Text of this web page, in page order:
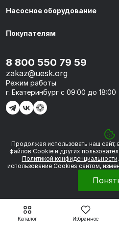
Каталог Избранное
© 2026 «УЭСК-ТЕХНОЛОГИИ»
Насосное оборудование
Покупателям
8 800 550 79 59
zakaz@uesk.org
Режим работы
г. Екатеринбург с 09:00 до 18:00
Политика обработки
Сделано в
Продолжая использовать наш сайт,
файлов Сookie и других
Политикой конфиденциальности
использование Cookies сайтом,